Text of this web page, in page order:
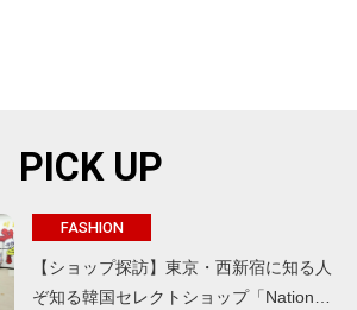
PICK UP
FASHION
【ショップ探訪】東京・西新宿に知る人
ぞ知る韓国セレクトショップ「Nation…